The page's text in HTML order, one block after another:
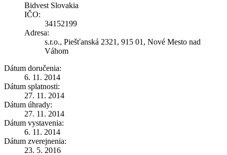
Bidvest Slovakia
IČO:
34152199
Adresa:
s.r.o., Piešťanská 2321, 915 01, Nové Mesto nad
Váhom
Dátum doručenia:
6. 11. 2014
Dátum splatnosti:
27. 11. 2014
Dátum úhrady:
27. 11. 2014
Dátum vystavenia:
6. 11. 2014
Dátum zverejnenia:
23. 5. 2016